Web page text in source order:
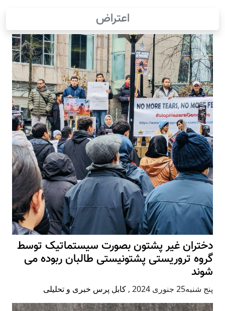
اعتراض
دختران غیر پشتون بصورت سیستماتیک توسط
گروه تروریستی پشتونیستی طالبان ربوده می
شوند
پنج شنبه25 جنوری 2024 , کابل پرس خبری و تحلیلی